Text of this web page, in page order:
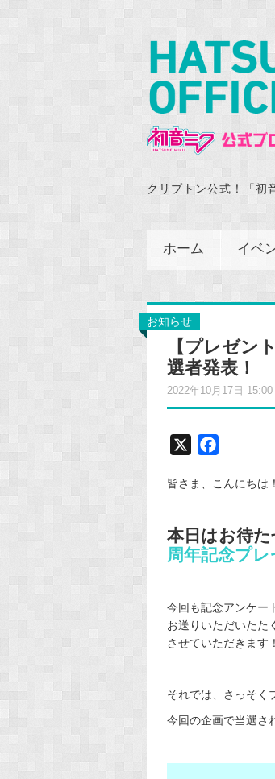
クリプトン公式！「初
ホーム イベ
お知らせ
【プレゼン
選者発表！
2022年10月17日 15:00
c
b
o
皆さま、こんにちは！
本日はお待
周年記念プレ
今回も記念アンケー
お送りいただいたた
させていただきます！
それでは、さっそく
今回の企画で当選さ